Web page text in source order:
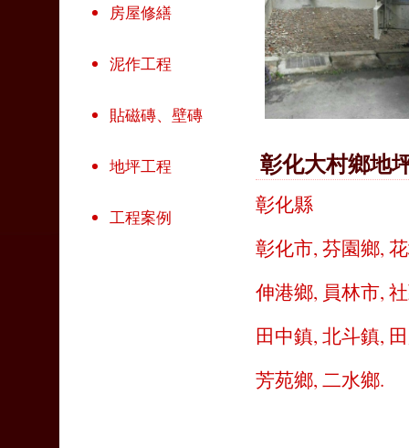
房屋修繕
泥作工程
貼磁磚、壁磚
地坪工程
工程案例
彰化大村鄉地
彰化縣
彰化市, 芬園鄉,
伸港鄉, 員林市,
田中鎮, 北斗鎮,
芳苑鄉, 二水鄉.